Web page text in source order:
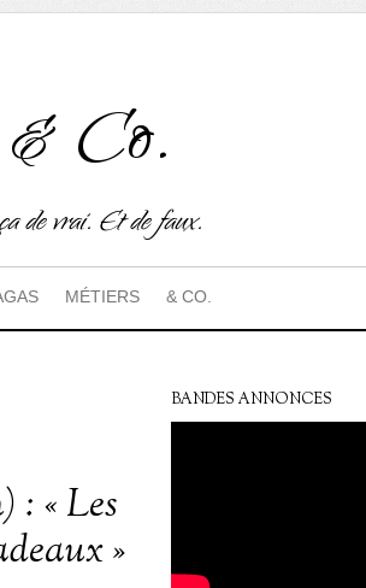
Co.
de vrai. Et de faux.
MÉTIERS & CO.
: « Les
»
BANDES ANNONCES